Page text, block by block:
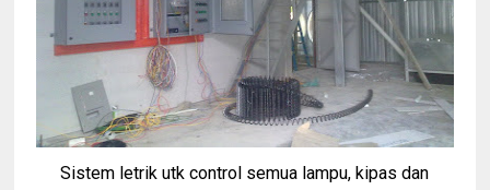
Sistem letrik utk control semua lampu, kipas dan